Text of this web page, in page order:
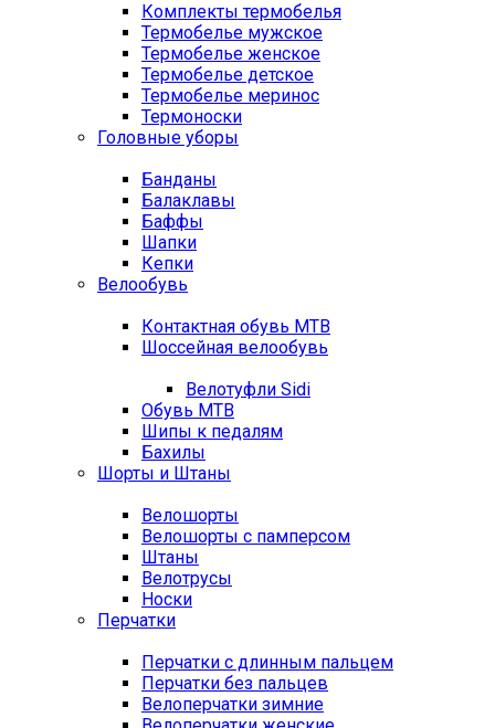
Комплекты термобелья
Термобелье мужское
Термобелье женское
Термобелье детское
Термобелье меринос
Термоноски
Головные уборы
Банданы
Балаклавы
Баффы
Шапки
Кепки
Велообувь
Контактная обувь MTB
Шоссейная велообувь
Велотуфли Sidi
Обувь MTB
Шипы к педалям
Бахилы
Шорты и Штаны
Велошорты
Велошорты с памперсом
Штаны
Велотрусы
Носки
Перчатки
Перчатки с длинным пальцем
Перчатки без пальцев
Велоперчатки зимние